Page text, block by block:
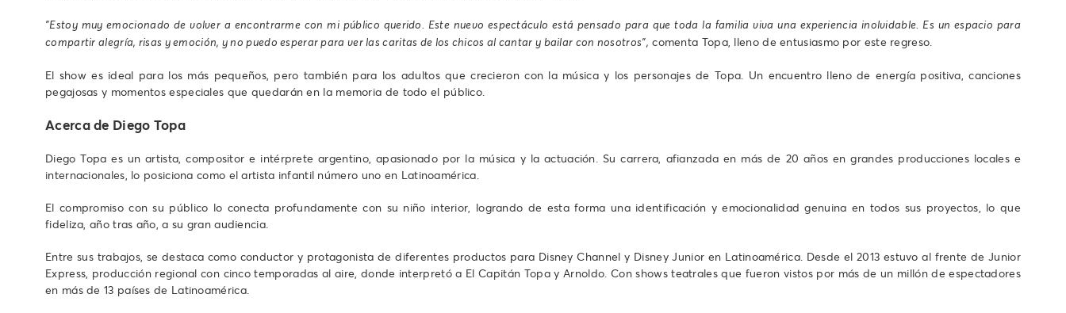
"Estoy muy emocionado de volver a encontrarme con mi público querido. Este nuevo espectáculo está pensado para que toda la familia viva una experiencia inolvidable. Es un espacio para
compartir alegría, risas y emoción, y no puedo esperar para ver las caritas de los chicos al cantar y bailar con nosotros", comenta Topa, lleno de entusiasmo por este regreso.
El show es ideal para los más pequeños, pero también para los adultos que crecieron con la música y los personajes de Topa. Un encuentro lleno de energía positiva, canciones
pegajosas y momentos especiales que quedarán en la memoria de todo el público.
Acerca de Diego Topa
Diego Topa es un artista, compositor e intérprete argentino, apasionado por la música y la actuación. Su carrera, afianzada en más de 20 años en grandes producciones locales e
internacionales, lo posiciona como el artista infantil número uno en Latinoamérica.
El compromiso con su público lo conecta profundamente con su niño interior, logrando de esta forma una identificación y emocionalidad genuina en todos sus proyectos, lo que
fideliza, año tras año, a su gran audiencia.
Entre sus trabajos, se destaca como conductor y protagonista de diferentes productos para Disney Channel y Disney Junior en Latinoamérica. Desde el 2013 estuvo al frente de Junior
Express, producción regional con cinco temporadas al aire, donde interpretó a El Capitán Topa y Arnoldo. Con shows teatrales que fueron vistos por más de un millón de espectadores
en más de 13 países de Latinoamérica.